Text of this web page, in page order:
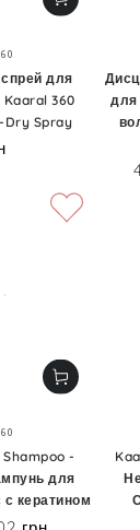
для
360
Dry Spray
для
-
для
кератином